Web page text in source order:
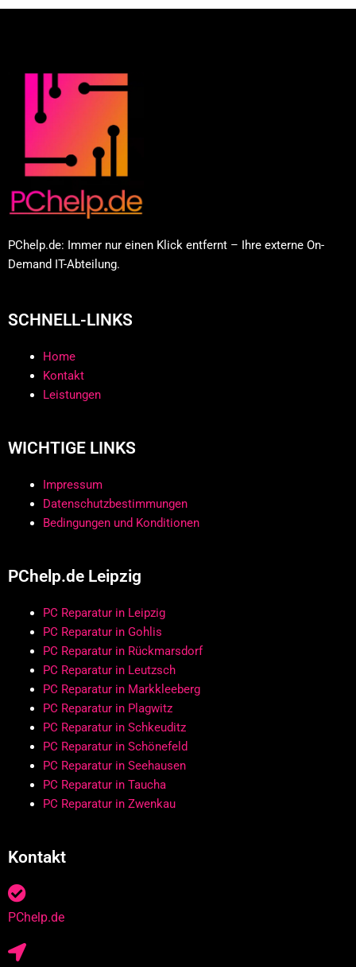
PChelp.de: Immer nur einen Klick entfernt – Ihre externe On-
Demand IT-Abteilung.
SCHNELL-LINKS
Home
Kontakt
Leistungen
WICHTIGE LINKS
Impressum
Datenschutzbestimmungen
Bedingungen und Konditionen
PChelp.de Leipzig
PC Reparatur in Leipzig
PC Reparatur in Gohlis
PC Reparatur in Rückmarsdorf
PC Reparatur in Leutzsch
PC Reparatur in Markkleeberg
PC Reparatur in Plagwitz
PC Reparatur in Schkeuditz
PC Reparatur in Schönefeld
PC Reparatur in Seehausen
PC Reparatur in Taucha
PC Reparatur in Zwenkau
Kontakt
PChelp.de